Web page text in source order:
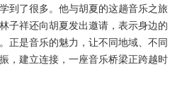
到了很多。他与胡夏的这趟音乐之旅
子祥还向胡夏发出邀请，表示身边的
正是音乐的魅力，让不同地域、不同
，建立连接，一座音乐桥梁正跨越时